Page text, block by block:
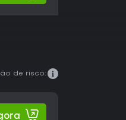
de risco: